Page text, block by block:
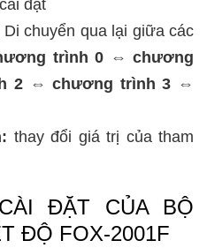
đặt
Di chuyển qua lại giữa các
trình 0 ⇔ chương
2 ⇔ chương trình 3 ⇔
thay đổi giá trị của tham
ĐẶT CỦA BỘ
ĐỘ FOX-2001F